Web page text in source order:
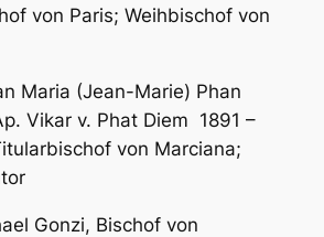
von Paris; Weihbischof von
Maria (Jean-Marie) Phan
Vikar v. Phat Diem 1891 –
von Marciana;
Gonzi, Bischof von